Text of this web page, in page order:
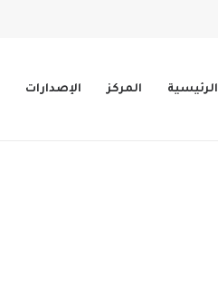
الرئيسية المركز الإصدارات